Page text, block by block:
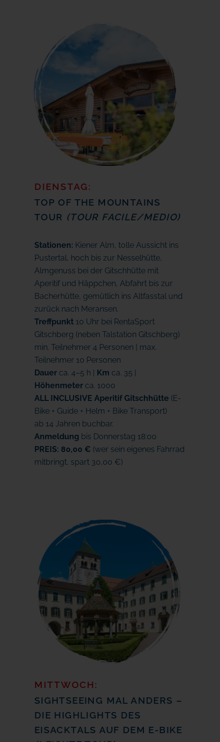
DIENSTAG:
TOP OF THE MOUNTAINS
TOUR (TOUR FACILE/MEDIO)
Stationen: Kiener Alm, tolle Aussicht ins
Pustertal, hoch bis zur Nesselhütte,
Almgenuss bei der Gitschhütte mit
Aperitif und Häppchen, Abfahrt bis zur
Bacherhütte, gemütlich ins Altfasstal und
zurück nach Meransen.
Treffpunkt10 Uhr bei RentaSport
Gitschberg (neben Talstation Gitschberg)
min. Teilnehmer 4 Personen | max.
Teilnehmer 10 Personen
Dauerca. 4–5 h | Km ca. 35 |
Höhenmeterca. 1000
ALL INCLUSIVE Aperitif Gitschhütte (E-
Bike + Guide + Helm + Bike Transport)
ab 14 Jahren buchbar.
Anmeldung bis Donnerstag 18:00
PREIS: 80,00 € (wer sein eigenes Fahrrad
mitbringt, spart 30,00 €)
MITTWOCH:
SIGHTSEEING MAL ANDERS –
DIE HIGHLIGHTS DES
EISACKTALS AUF DEM E-BIKE